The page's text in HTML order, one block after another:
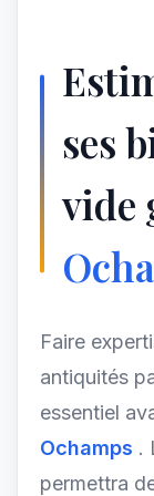
ses
vide
Faire
antiquités
essentiel
Ochamps .
permettra